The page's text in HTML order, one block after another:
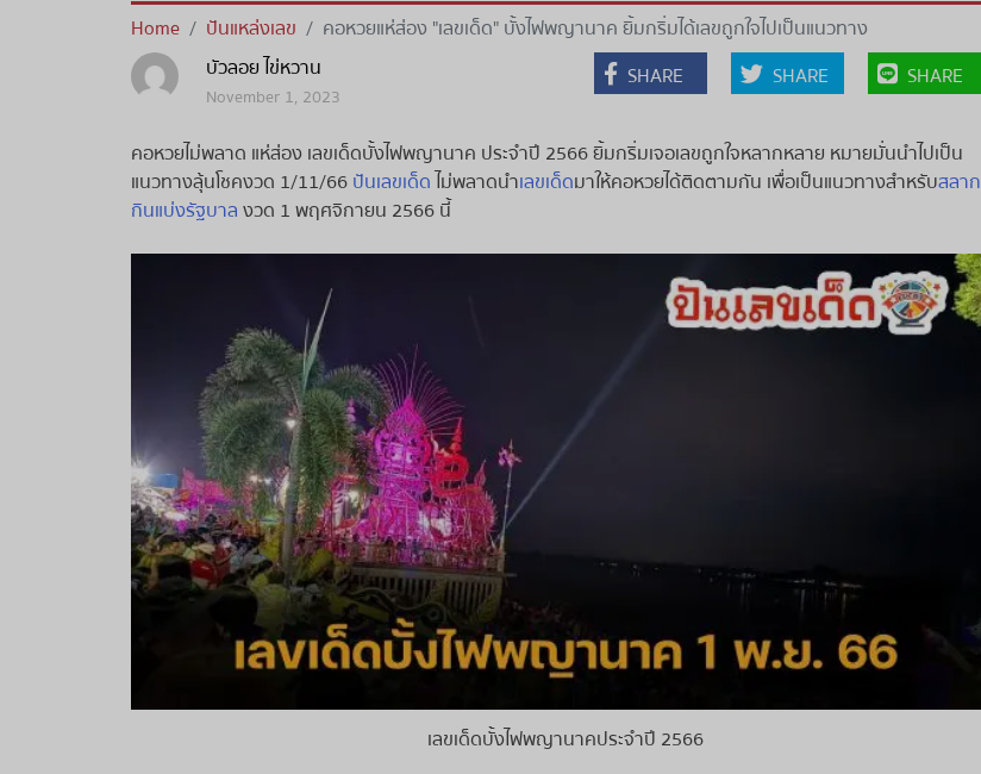
Home ปันแหล่งเลข
คอหวยแห่ส่อง "เลขเด็ด" บั้งไฟพญานาค ยิ้มกริ่มได้เลขถูกใจไปเป็นแนวทาง
หวยลุ้นโชคงวด 1/11/66
บัวลอย ไข่หวาน
November 1, 2023
SHARE SHARE SHARE
คอหวยไม่พลาด แห่ส่อง เลขเด็ดบั้งไฟพญานาค ประจำปี 2566 ยิ้มกริ่มเจอเลขถูกใจหลากหลาย หมายมั่นนำไปเป็น
แนวทางลุ้นโชคงวด 1/11/66ปันเลขเด็ด ไม่พลาดนำเลขเด็ดมาให้คอหวยได้ติดตามกัน เพื่อเป็นแนวทางสำหรับสลาก
กินแบ่งรัฐบาลงวด 1 พฤศจิกายน 2566 นี้
เลขเด็ดบั้งไฟพญานาคประจำปี 2566